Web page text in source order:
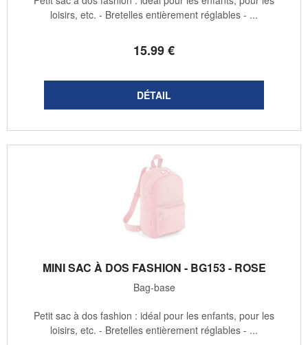
15.99€
loisirs, etc. - Bretelles entièrement réglables - ...
MINI SAC À DOS FASHION - BG153 - ROSE
Bag-base
Petit sac à dos fashion : idéal pour les enfants, pour les
loisirs, etc. - Bretelles entièrement réglables - ...